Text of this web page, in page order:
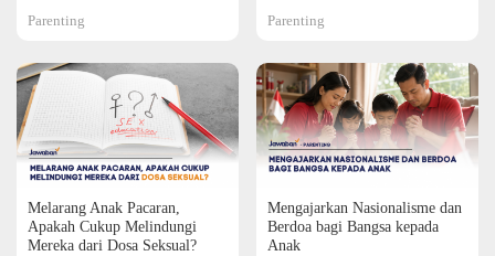
Parenting Parenting
Melarang Anak Pacaran,
Apakah Cukup Melindungi
Mereka dari Dosa Seksual?
Mengajarkan Nasionalisme dan
Berdoa bagi Bangsa kepada
Anak